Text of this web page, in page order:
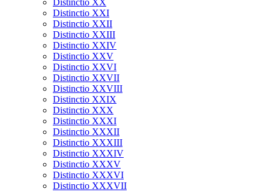
Distinctio XXI
Distinctio XXII
Distinctio XXIII
Distinctio XXIV
Distinctio XXV
Distinctio XXVI
Distinctio XXVII
Distinctio XXVIII
Distinctio XXIX
Distinctio XXX
Distinctio XXXI
Distinctio XXXII
Distinctio XXXIII
Distinctio XXXIV
Distinctio XXXV
Distinctio XXXVI
Distinctio XXXVII